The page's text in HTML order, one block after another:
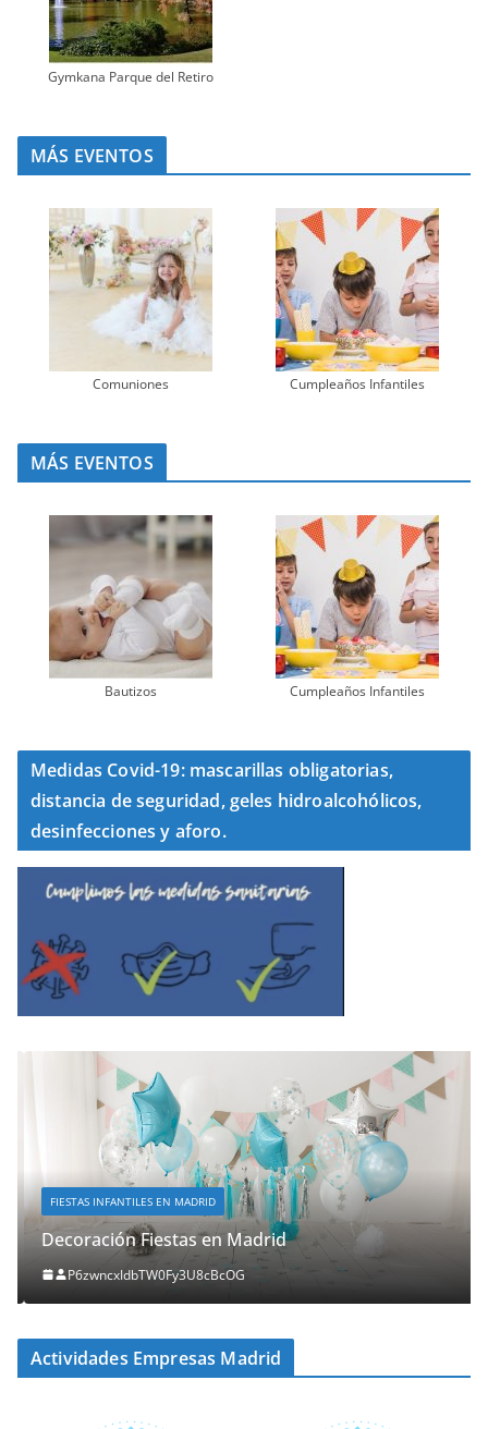
Gymkana Parque del Retiro
MÁS EVENTOS
Comuniones Cumpleaños Infantiles
MÁS EVENTOS
Bautizos Cumpleaños Infantiles
Medidas Covid-19: mascarillas obligatorias,
distancia de seguridad, geles hidroalcohólicos,
desinfecciones y aforo.
FIESTAS INFANTILES EN MADRID
Decoración Fiestas en Madrid
P6zwncxIdbTW0Fy3U8cBcOG
Actividades Empresas Madrid